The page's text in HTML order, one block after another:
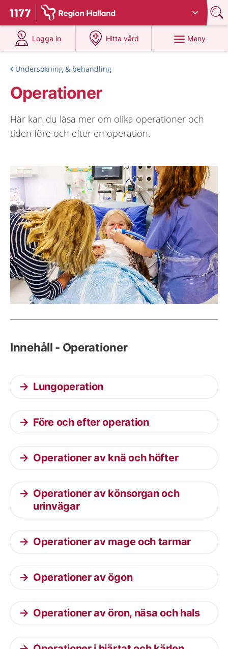
Till startsidan för 1177
Du har valt region Halland
Logga in
på 1177.se
Hitta vård
på 1177.se
Meny
Undersökning & behandling
Operationer
Här kan du läsa mer om olika operationer och
tiden före och efter en operation.
Innehåll - Operationer
Lungoperation
Före och efter operation
Operationer av knä och höfter
Operationer av könsorgan och
urinvägar
Operationer av mage och tarmar
Operationer av ögon
Operationer av öron, näsa och hals